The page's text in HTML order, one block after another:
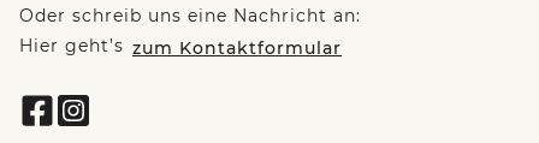
Oder schreib uns eine Nachricht an:
Hier geht’s zum Kontaktformular